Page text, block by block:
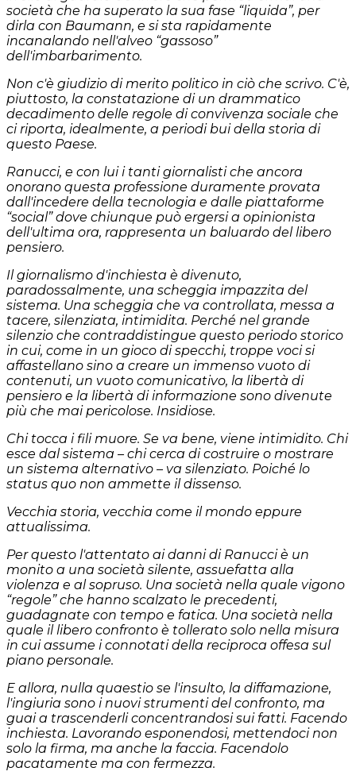
società che ha superato la sua fase “liquida”, per
dirla con Baumann, e si sta rapidamente
incanalando nell'alveo “gassoso”
dell'imbarbarimento.
Non c'è giudizio di merito politico in ciò che scrivo. C'è,
piuttosto, la constatazione di un drammatico
decadimento delle regole di convivenza sociale che
ci riporta, idealmente, a periodi bui della storia di
questo Paese.
Ranucci, e con lui i tanti giornalisti che ancora
onorano questa professione duramente provata
dall'incedere della tecnologia e dalle piattaforme
“social” dove chiunque può ergersi a opinionista
dell'ultima ora, rappresenta un baluardo del libero
pensiero.
Il giornalismo d'inchiesta è divenuto,
paradossalmente, una scheggia impazzita del
sistema. Una scheggia che va controllata, messa a
tacere, silenziata, intimidita. Perché nel grande
silenzio che contraddistingue questo periodo storico
in cui, come in un gioco di specchi, troppe voci si
affastellano sino a creare un immenso vuoto di
contenuti, un vuoto comunicativo, la libertà di
pensiero e la libertà di informazione sono divenute
più che mai pericolose. Insidiose.
Chi tocca i fili muore. Se va bene, viene intimidito. Chi
esce dal sistema – chi cerca di costruire o mostrare
un sistema alternativo – va silenziato. Poiché lo
status quo non ammette il dissenso.
Vecchia storia, vecchia come il mondo eppure
attualissima.
Per questo l'attentato ai danni di Ranucci è un
monito a una società silente, assuefatta alla
violenza e al sopruso. Una società nella quale vigono
“regole” che hanno scalzato le precedenti,
guadagnate con tempo e fatica. Una società nella
quale il libero confronto è tollerato solo nella misura
in cui assume i connotati della reciproca offesa sul
piano personale.
E allora, nulla quaestio se l'insulto, la diffamazione,
l'ingiuria sono i nuovi strumenti del confronto, ma
guai a trascenderli concentrandosi sui fatti. Facendo
inchiesta. Lavorando esponendosi, mettendoci non
solo la firma, ma anche la faccia. Facendolo
pacatamente ma con fermezza.